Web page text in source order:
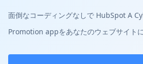
面倒なコーディングなしで HubSpot A
Promotion appをあなたのウェブサイトに